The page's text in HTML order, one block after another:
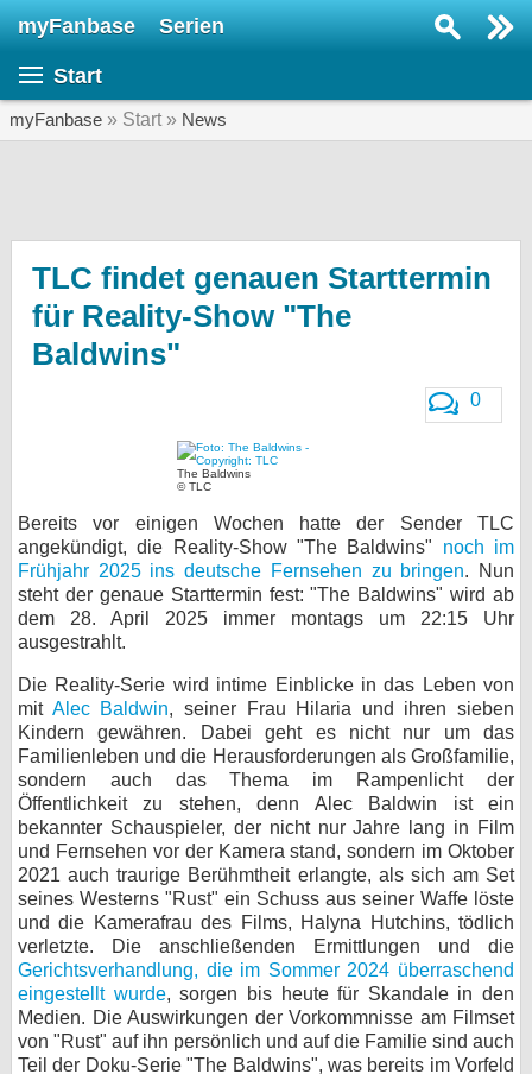
myFanbase Serien
Start
myFanbase » Start » News
TLC findet genauen Starttermin
für Reality-Show "The
Baldwins"
0
The Baldwins
© TLC
Bereits vor einigen Wochen hatte der Sender TLC
angekündigt, die Reality-Show "The Baldwins" noch im
Frühjahr 2025 ins deutsche Fernsehen zu bringen. Nun
steht der genaue Starttermin fest: "The Baldwins" wird ab
dem 28. April 2025 immer montags um 22:15 Uhr
ausgestrahlt.
Die Reality-Serie wird intime Einblicke in das Leben von
mit Alec Baldwin, seiner Frau Hilaria und ihren sieben
Kindern gewähren. Dabei geht es nicht nur um das
Familienleben und die Herausforderungen als Großfamilie,
sondern auch das Thema im Rampenlicht der
Öffentlichkeit zu stehen, denn Alec Baldwin ist ein
bekannter Schauspieler, der nicht nur Jahre lang in Film
und Fernsehen vor der Kamera stand, sondern im Oktober
2021 auch traurige Berühmtheit erlangte, als sich am Set
seines Westerns "Rust" ein Schuss aus seiner Waffe löste
und die Kamerafrau des Films, Halyna Hutchins, tödlich
verletzte. Die anschließenden Ermittlungen und die
Gerichtsverhandlung, die im Sommer 2024 überraschend
eingestellt wurde, sorgen bis heute für Skandale in den
Medien. Die Auswirkungen der Vorkommnisse am Filmset
von "Rust" auf ihn persönlich und auf die Familie sind auch
Teil der Doku-Serie "The Baldwins", was bereits im Vorfeld
Veranstaltungen
Gewinnspiele
Forum
bei X
bei Facebook
Kontakt
Nutzungsbedingungen
Datenschutz
Cookie-Einstellungen
Impressum
Desktop-Ansicht
myFanbase